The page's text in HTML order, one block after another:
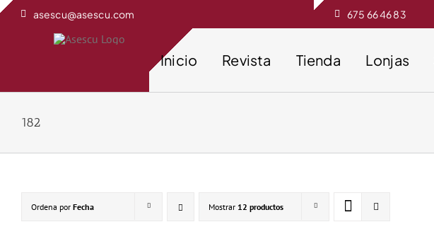
Saltar
asescu@asescu.com 675 66 46 83
Inicio Revista Tienda Lonjas
182
Ordena por Fecha Mostrar 12 productos